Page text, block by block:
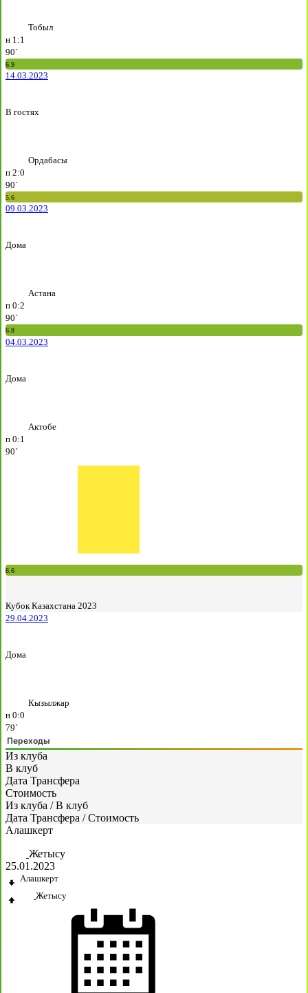
Тобыл
н 1:1
90`
6.9
14.03.2023
В гостях
Ордабасы
п 2:0
90`
5.6
09.03.2023
Дома
Астана
п 0:2
90`
6.8
04.03.2023
Дома
Актобе
п 0:1
90`
6.6
Кубок Казахстана 2023
29.04.2023
Дома
Кызылжар
н 0:0
79`
Переходы
Из клуба
В клуб
Дата Трансфера
Стоимость
Из клуба / В клуб
Дата Трансфера / Стоимость
Алашкерт
Жетысу
25.01.2023
Алашкерт
Жетысу